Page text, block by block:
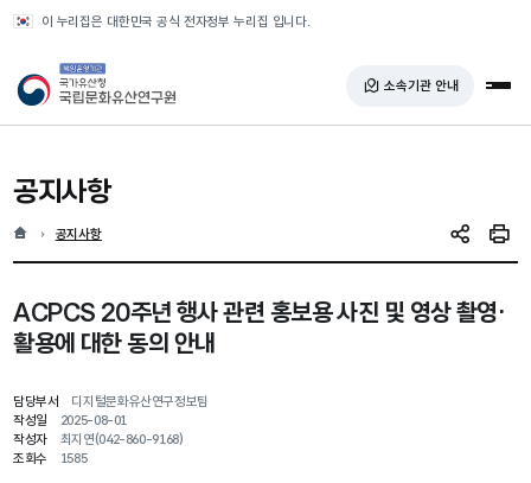
이 누리집은 대한민국 공식 전자정부 누리집 입니다.
국가유산청 국립문화유산연구원 소속기관 안내 전
공지사항
홈 현재 위치
공지사항 SNS 공유인쇄
ACPCS 20주년 행사 관련 홍보용 사진 및 영상 촬영·
활용에 대한 동의 안내
담당부서
디지털문화유산연구정보팀
작성일
2025-08-01
작성자
최지연(042-860-9168)
조회수
1585